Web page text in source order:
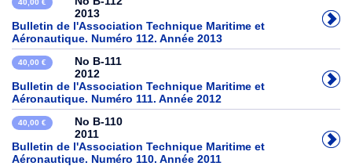
40,00 €
2013
Bulletin de l'Association Technique Maritime et
Aéronautique. Numéro 112. Année 2013
40,00 €
No B-111
2012
Bulletin de l'Association Technique Maritime et
Aéronautique. Numéro 111. Année 2012
40,00 €
No B-110
2011
Bulletin de l'Association Technique Maritime et
Aéronautique. Numéro 110. Année 2011